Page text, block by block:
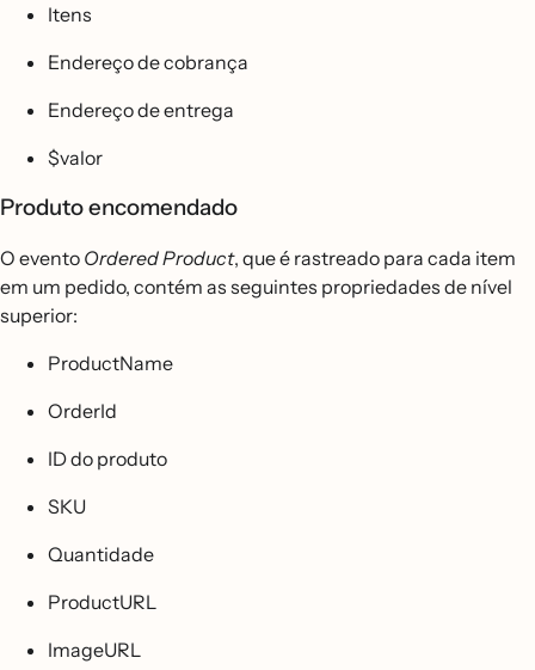
Itens
Endereço de cobrança
Endereço de entrega
$valor
Produto encomendado
O evento Ordered Product, que é rastreado para cada item
em um pedido, contém as seguintes propriedades de nível
superior:
ProductName
OrderId
ID do produto
SKU
Quantidade
ProductURL
ImageURL